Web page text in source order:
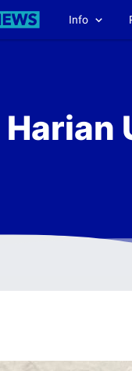
Info
Harian